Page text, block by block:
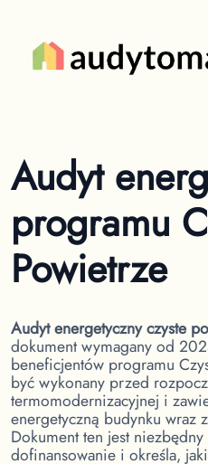
Audyt
programu
Powietrze
Audyt energetyczny czyste
dokument wymagany od
beneficjentów programu
być wykonany przed
termomodernizacyjnej i
energetyczną budynku wraz
Dokument ten jest
dofinansowanie i określa,